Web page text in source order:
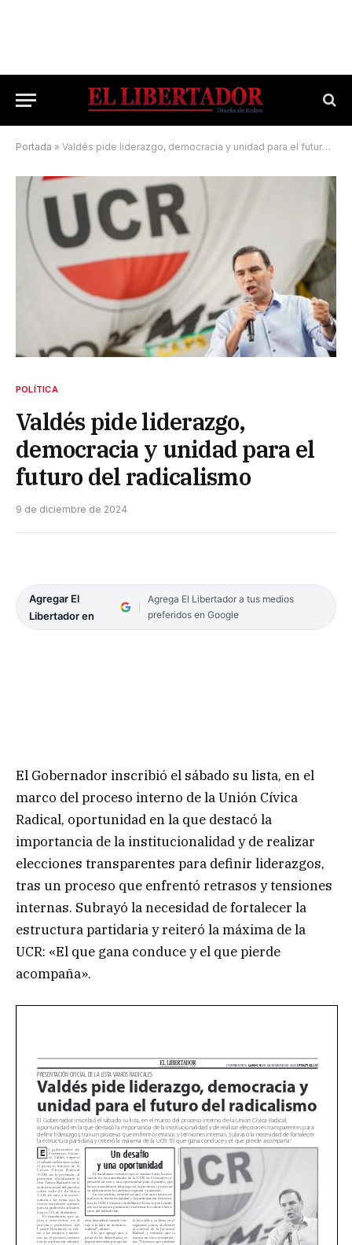
Portada » Valdés pide liderazgo, democracia y unidad para el futuro del radicalismo
POLÍTICA
Valdés pide liderazgo,
democracia y unidad para el
futuro del radicalismo
9 de diciembre de 2024
Agregar El
Libertador en
Agrega El Libertador a tus medios
preferidos en Google
El Gobernador inscribió el sábado su lista, en el
marco del proceso interno de la Unión Cívica
Radical, oportunidad en la que destacó la
importancia de la institucionalidad y de realizar
elecciones transparentes para definir liderazgos,
tras un proceso que enfrentó retrasos y tensiones
internas. Subrayó la necesidad de fortalecer la
estructura partidaria y reiteró la máxima de la
UCR: «El que gana conduce y el que pierde
acompaña».